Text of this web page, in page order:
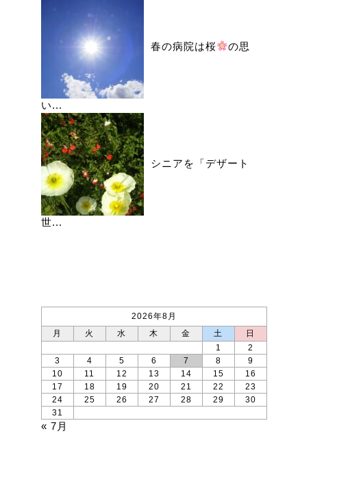
春の病院は桜 の思
い...
シニアを「デザート
世...
2026年8月
月
火 水 木 金 土
日
1
2
3
4 5 6 7 8
9
10
11 12 13 14 15
16
17
18 19 20 21 22
23
24
25 26 27 28 29
30
31
« 7月